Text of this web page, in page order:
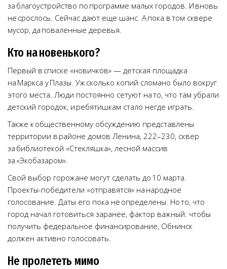
за благоустройство по программе малых городов. И вновь
не срослось. Сейчас дают еще шанс. А пока в том сквере
мусор, да поваленные деревья.
Кто на новенького?
Первый в списке «новичков» — детская площадка
на Маркса у Плазы. Уж сколько копий сломано было вокруг
этого места. Люди постоянно сетуют на то, что там убрали
детский городок, и ребятишкам стало негде играть.
Также к общественному обсуждению представлены
территории в районе домов Ленина, 222–230, сквер
за библиотекой «Стекляшка», лесной массив
за «Экобазаром».
Свой выбор горожане могут сделать до 10 марта.
Проекты-победители «отправятся» на народное
голосование. Даты его пока не определены. Но то, что
город начал готовиться заранее, фактор важный: чтобы
получить федеральное финансирование, Обнинск
должен активно голосовать.
Не пролететь мимо